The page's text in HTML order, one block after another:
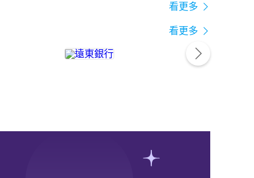
看更多
看更多